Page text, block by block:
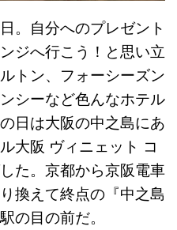
。自分へのプレゼント
ジへ行こう！と思い立
トン、フォーシーズン
シーなど色んなホテル
日は大阪の中之島にあ
大阪 ヴィニェット コ
た。京都から京阪電車
換えて終点の『中之島
の目の前だ。